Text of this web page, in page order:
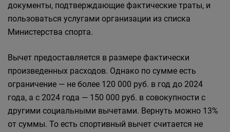
документы, подтверждающие фактические траты, и
пользоваться услугами организации из списка
Министерства спорта.
Вычет предоставляется в размере фактически
произведенных расходов. Однако по сумме есть
ограничение — не более 120 000 руб. в год до 2024
года, а с 2024 года — 150 000 руб. в совокупности с
другими социальными вычетами. Вернуть можно 13%
от суммы. То есть спортивный вычет считается не